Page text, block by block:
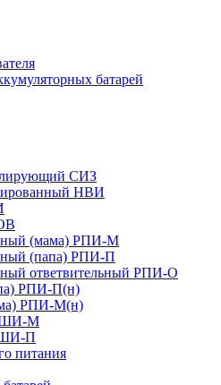
батарей
СИЗ
НВИ
(мама) РПИ-М
(папа) РПИ-П
ответвительный РПИ-О
РПИ-П(н)
РПИ-М(н)
М
П
питания